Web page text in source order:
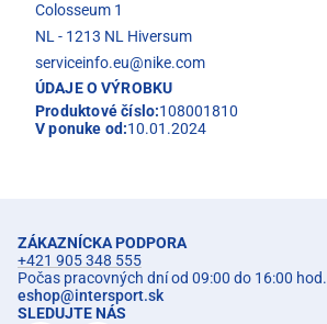
Colosseum 1
NL - 1213 NL Hiversum
serviceinfo.eu@nike.com
ÚDAJE O VÝROBKU
Produktové číslo:108001810
V ponuke od:10.01.2024
ZÁKAZNÍCKA PODPORA
+421 905 348 555
Počas pracovných dní od 09:00 do 16:00 hod.
eshop@intersport.sk
SLEDUJTE NÁS